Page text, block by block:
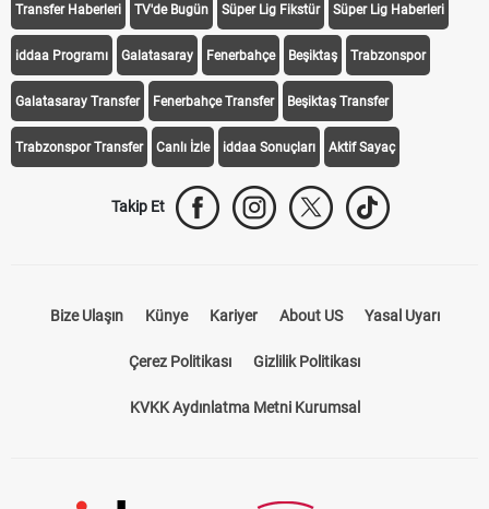
Transfer Haberleri TV'de Bugün Süper Lig Fikstür Süper Lig Haberleri
iddaa Programı Galatasaray Fenerbahçe Beşiktaş Trabzonspor
Galatasaray Transfer Fenerbahçe Transfer Beşiktaş Transfer
Trabzonspor Transfer Canlı İzle iddaa Sonuçları Aktif Sayaç
Takip Et
Bize Ulaşın Künye Kariyer About US Yasal Uyarı
Çerez Politikası Gizlilik Politikası
KVKK Aydınlatma Metni Kurumsal